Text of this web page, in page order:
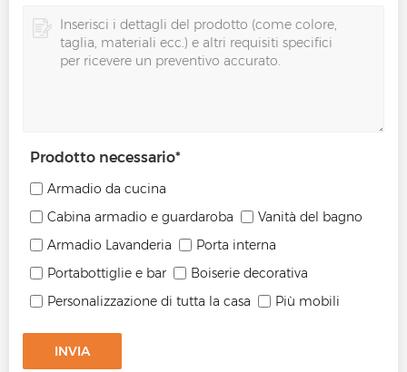
Prodotto necessario*
Armadio da cucina
Cabina armadio e guardaroba
Vanità del bagno
Armadio Lavanderia
Porta interna
Portabottiglie e bar
Boiserie decorativa
Personalizzazione di tutta la casa
Più mobili
INVIA